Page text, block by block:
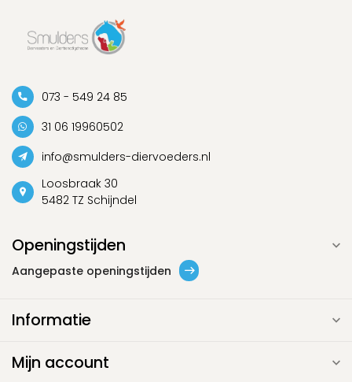
073 - 549 24 85
31 06 19960502
info@smulders-diervoeders.nl
Loosbraak 30
5482 TZ Schijndel
Openingstijden
Aangepaste openingstijden
Informatie
Mijn account